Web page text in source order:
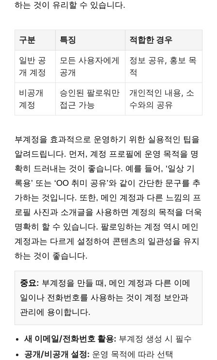
하는 것이 유리할 수 있습니다.
구분 특징 적합한 경우
일반 공
개 계정
모든 사용자에게
공개
정보 공유, 홍보 목
적
비공개
계정
승인된 팔로워만
접근 가능
개인적인 내용, 소
수와의 공유
부계정을 효과적으로 운영하기 위한 실용적인 팁을
알려드립니다. 먼저, 계정 프로필에 운영 목적을 명
확히 드러내는 것이 좋습니다. 예를 들어, ‘일상 기
록용’ 또는 ‘OO 취미 공유’와 같이 간단한 문구를 추
가하는 것입니다. 또한, 메인 계정과 다른 느낌의 프
로필 사진과 소개글을 사용하면 계정의 목적을 더욱
명확히 할 수 있습니다. 팔로잉하는 계정 역시 메인
계정과는 다르게 설정하여 콘텐츠의 일관성을 유지
하는 것이 좋습니다.
중요: 부계정을 만들 때, 메인 계정과 다른 이메
일이나 전화번호를 사용하는 것이 계정 보안과
관리에 용이합니다.
새 이메일/전화번호 활용: 부계정 생성 시 필수
공개/비공개 설정: 운영 목적에 따라 선택